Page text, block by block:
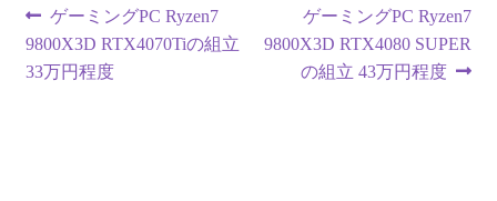
投
稿
前
の
投
ゲーミングPC Ryzen7
9800X3D RTX4070Tiの組立
33万円程度
次
の
投
ゲーミングPC Ryzen7
9800X3D RTX4080 SUPER
の組立 43万円程度